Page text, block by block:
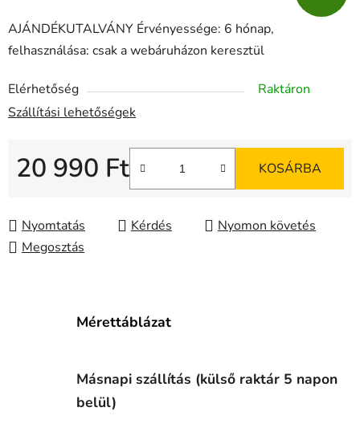
AJÁNDÉKUTALVÁNY Érvényessége: 6 hónap,
felhasználása: csak a webáruházon keresztül
Elérhetőség
Raktáron
Szállítási lehetőségek
20 990 Ft KOSÁRBA
Nyomtatás Kérdés
Nyomon követés
Megosztás
Mérettáblázat
Másnapi szállítás (külső raktár 5 napon
belül)